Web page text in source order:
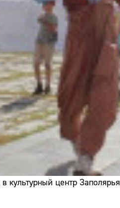
культурный центр Заполярья